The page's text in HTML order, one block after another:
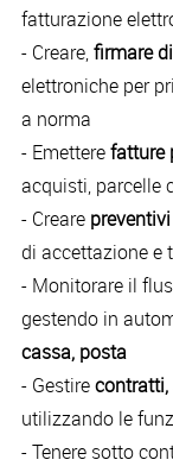
fatturazione
- Creare,firmare
elettroniche per
a norma
- Emetterefatture
acquisti, parcelle
- Creare
di accettazione e
- Monitorare il
gestendo in
cassa, posta
- Gestirecontratti,
utilizzando le
- Tenere sotto